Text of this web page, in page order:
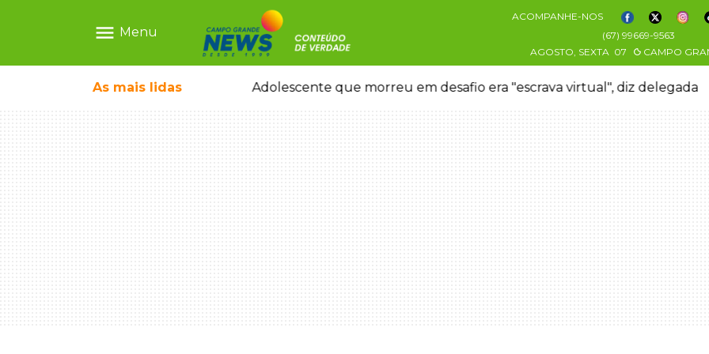
menu Menu
ACOMPANHE-NOS
(67) 99669-9563
AGOSTO, SEXTA 07 CAMPO
As mais lidas
ganhar dia oficial em MS Adolescente que morreu em desafio era "escrava virtual", diz delegada